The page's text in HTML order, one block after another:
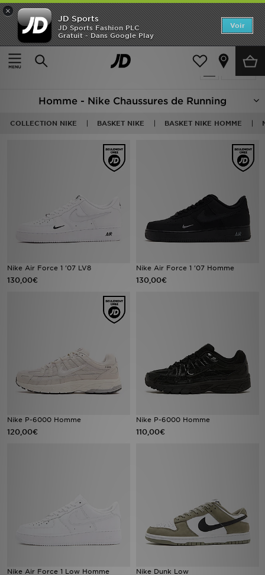
×
JD Sports
JD Sports Fashion PLC
Gratuit - Dans Google Play
Voir
Accueil
Nike Baskets
Produits 625
Homme - Nike Chaussures de Running
COLLECTION NIKE BASKET NIKE BASKET NIKE HOMME
Nike Air Force 1 '07 LV8
130,00€
Nike Air Force 1 '07 Homme
130,00€
Nike P-6000 Homme
120,00€
Nike P-6000 Homme
110,00€
Nike Air Force 1 Low Homme Nike Dunk Low
Accueil
Nouveautés
Femme
Enfant
PROMOS
Nos Magasins